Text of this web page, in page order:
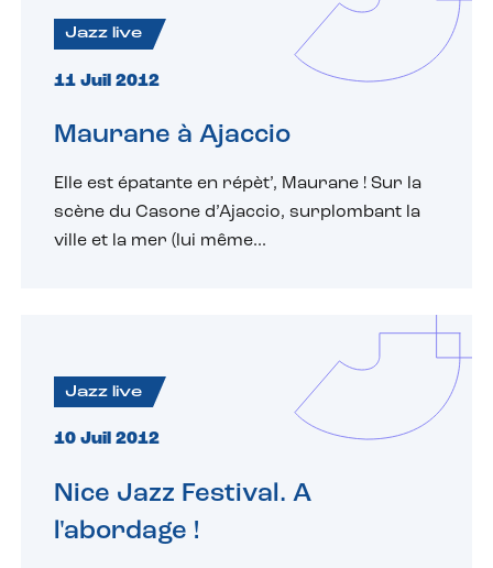
Jazz live
11 Juil 2012
Maurane à Ajaccio
Elle est épatante en répèt’, Maurane ! Sur la
scène du Casone d’Ajaccio, surplombant la
ville et la mer (lui même...
Jazz live
10 Juil 2012
Nice Jazz Festival. A
l'abordage !